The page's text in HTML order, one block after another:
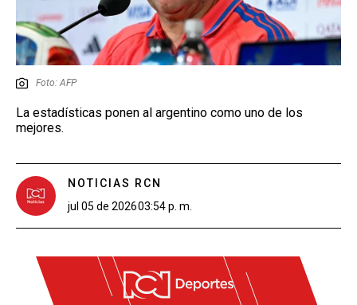
Foto: AFP
La estadísticas ponen al argentino como uno de los
mejores.
NOTICIAS RCN
jul 05 de 202603:54 p. m.